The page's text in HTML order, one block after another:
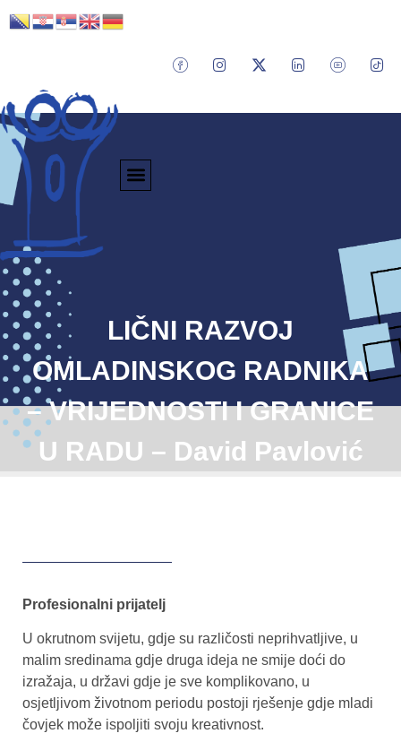
LIČNI RAZVOJ
OMLADINSKOG RADNIKA
– VRIJEDNOSTI I GRANICE
U RADU – David Pavlović
Profesionalni prijatelj
U okrutnom svijetu, gdje su različosti neprihvatljive, u
malim sredinama gdje druga ideja ne smije doći do
izražaja, u državi gdje je sve komplikovano, u
osjetljivom životnom periodu postoji rješenje gdje mladi
čovjek može ispoljiti svoju kreativnost.